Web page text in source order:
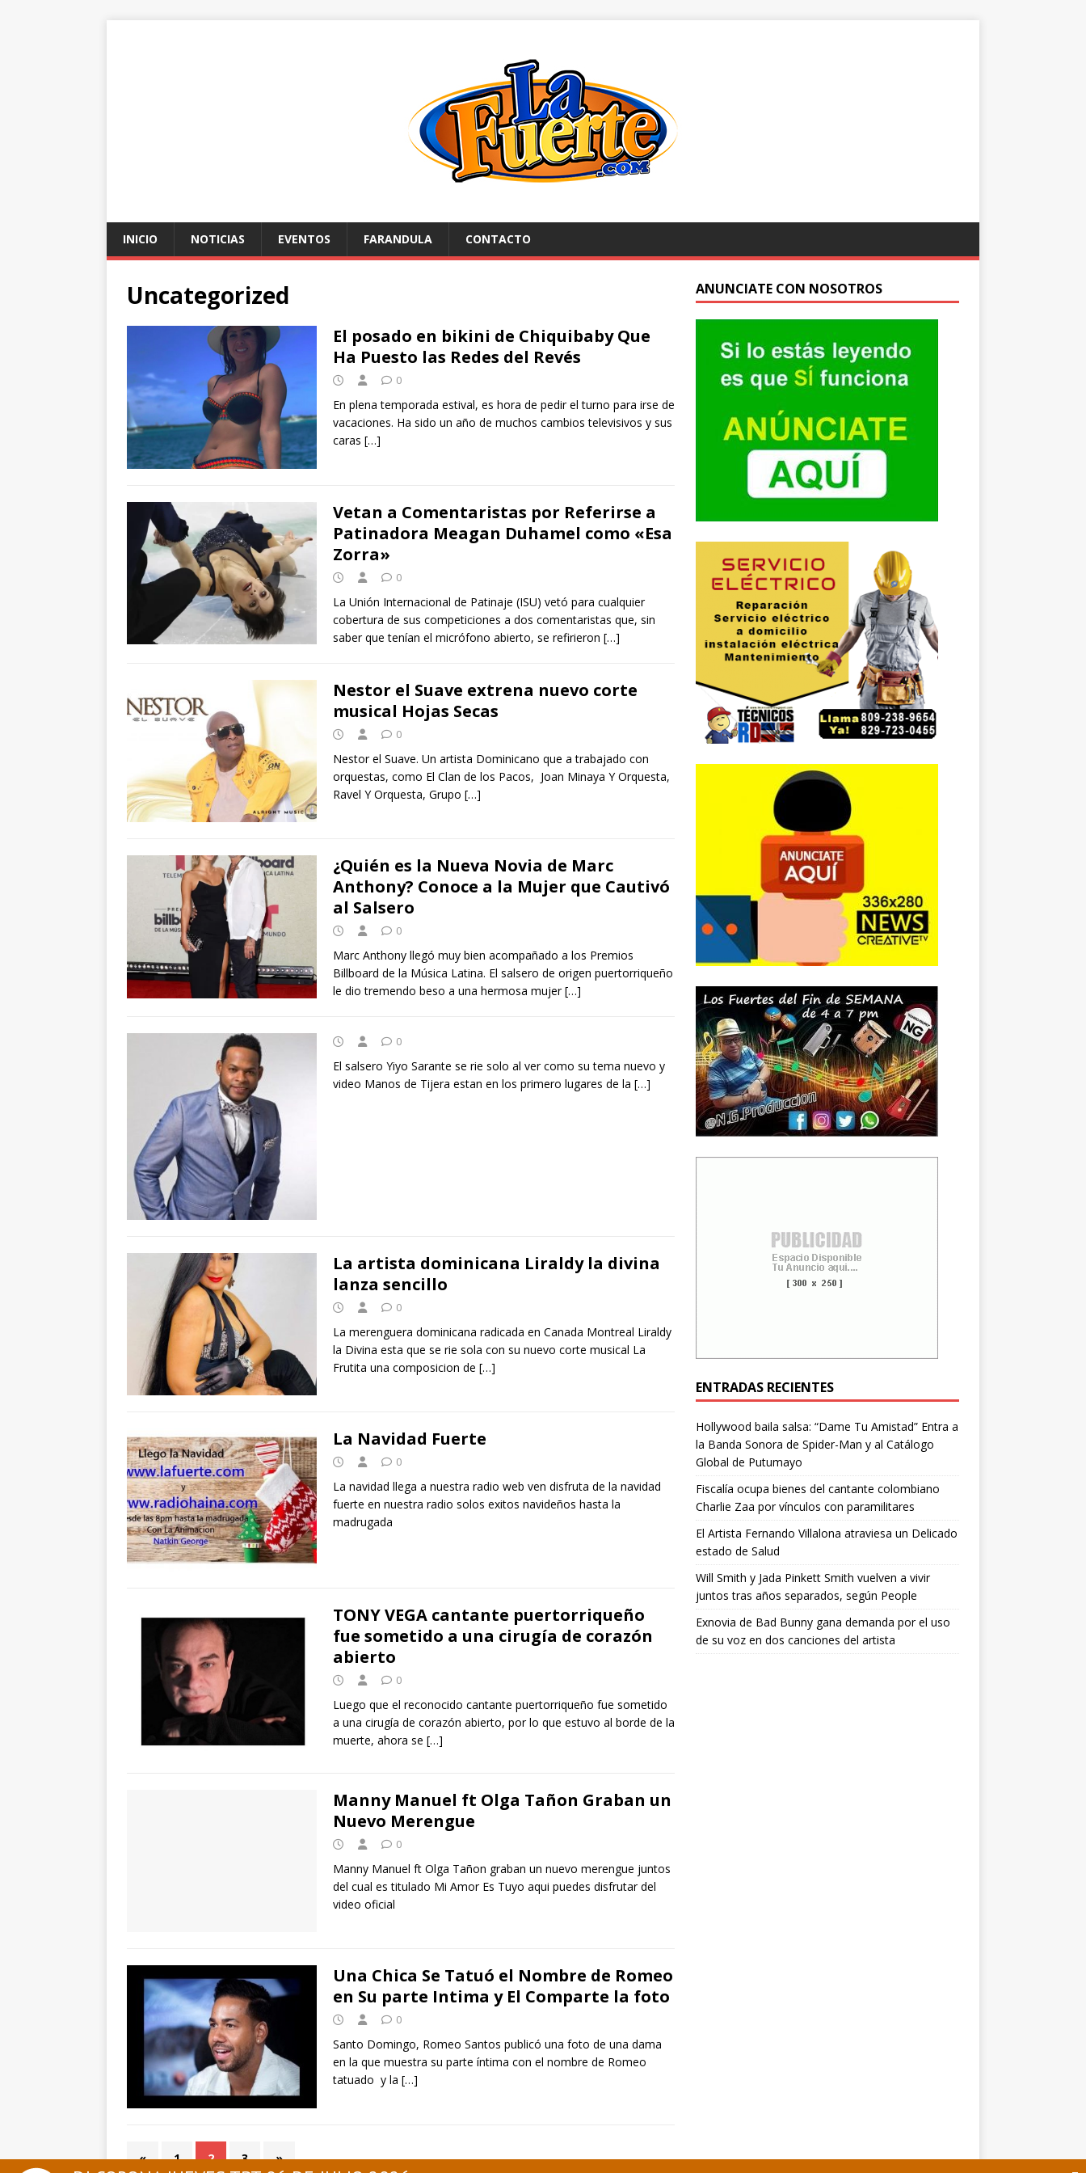
INICIO NOTICIAS EVENTOS FARANDULA CONTACTO
Uncategorized
El posado en bikini de Chiquibaby Que
Ha Puesto las Redes del Revés
0
En plena temporada estival, es hora de pedir el turno para irse de
vacaciones. Ha sido un año de muchos cambios televisivos y sus
caras […]
Vetan a Comentaristas por Referirse a
Patinadora Meagan Duhamel como «Esa
Zorra»
0
La Unión Internacional de Patinaje (ISU) vetó para cualquier
cobertura de sus competiciones a dos comentaristas que, sin
saber que tenían el micrófono abierto, se refirieron […]
Nestor el Suave extrena nuevo corte
musical Hojas Secas
0
Nestor el Suave. Un artista Dominicano que a trabajado con
orquestas, como El Clan de los Pacos, Joan Minaya Y Orquesta,
Ravel Y Orquesta, Grupo […]
¿Quién es la Nueva Novia de Marc
Anthony? Conoce a la Mujer que Cautivó
al Salsero
0
Marc Anthony llegó muy bien acompañado a los Premios
Billboard de la Música Latina. El salsero de origen puertorriqueño
le dio tremendo beso a una hermosa mujer[…]
0
El salsero Yiyo Sarante se rie solo al ver como su tema nuevo y
video Manos de Tijera estan en los primero lugares de la […]
La artista dominicana Liraldy la divina
lanza sencillo
0
La merenguera dominicana radicada en Canada Montreal Liraldy
la Divina esta que se rie sola con su nuevo corte musical La
Frutita una composicion de […]
La Navidad Fuerte
0
La navidad llega a nuestra radio web ven disfruta de la navidad
fuerte en nuestra radio solos exitos navideños hasta la
madrugada
TONY VEGA cantante puertorriqueño
fue sometido a una cirugía de corazón
abierto
0
Luego que el reconocido cantante puertorriqueño fue sometido
a una cirugía de corazón abierto, por lo que estuvo al borde de la
muerte, ahora se […]
Manny Manuel ft Olga Tañon Graban un
Nuevo Merengue
0
Manny Manuel ft Olga Tañon graban un nuevo merengue juntos
del cual es titulado Mi Amor Es Tuyo aqui puedes disfrutar del
video oficial
Una Chica Se Tatuó el Nombre de Romeo
en Su parte Intima y El Comparte la foto
0
Santo Domingo, Romeo Santos publicó una foto de una dama
en la que muestra su parte íntima con el nombre de Romeo
tatuado y la […]
« 1 2 3 »
ANUNCIATE CON NOSOTROS
ENTRADAS RECIENTES
Hollywood baila salsa: “Dame Tu Amistad” Entra a
la Banda Sonora de Spider-Man y al Catálogo
Global de Putumayo
Fiscalía ocupa bienes del cantante colombiano
Charlie Zaa por vínculos con paramilitares
El Artista Fernando Villalona atraviesa un Delicado
estado de Salud
Will Smith y Jada Pinkett Smith vuelven a vivir
juntos tras años separados, según People
Exnovia de Bad Bunny gana demanda por el uso
de su voz en dos canciones del artista